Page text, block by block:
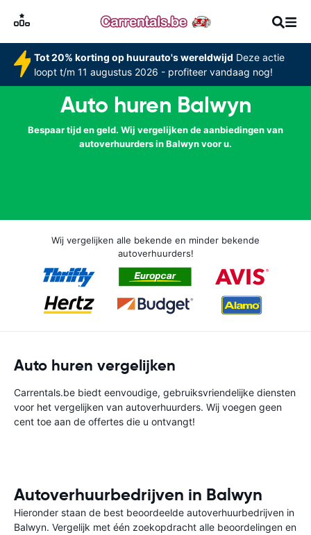
Tot 20% korting op huurauto's wereldwijd Deze actie
loopt t/m 11 augustus 2026 - profiteer vandaag nog!
Auto huren Balwyn
Bespaar tijd en geld. Wij vergelijken de aanbiedingen van
autoverhuurders in Balwyn voor u.
Wij vergelijken alle bekende en minder bekende
autoverhuurders!
Auto huren vergelijken
Carrentals.be biedt eenvoudige, gebruiksvriendelijke diensten
voor het vergelijken van autoverhuurders. Wij voegen geen
cent toe aan de offertes die u ontvangt!
Autoverhuurbedrijven in Balwyn
Hieronder staan de best beoordeelde autoverhuurbedrijven in
Balwyn. Vergelijk met één zoekopdracht alle beoordelingen en